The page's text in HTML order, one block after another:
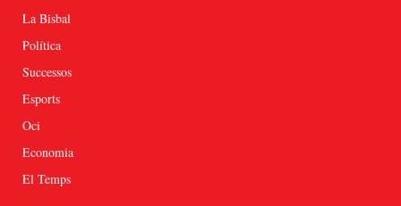
La Bisbal
Política
Successos
Esports
Oci
Economia
El Temps